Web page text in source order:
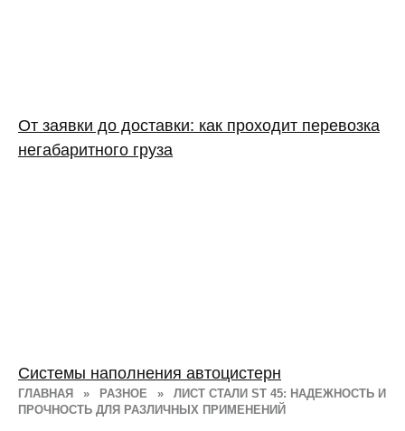
ГЛАВНАЯ » РАЗНОЕ »
ЛИСТ СТАЛИ ST 45: НАДЕЖНОСТЬ И
ПРОЧНОСТЬ ДЛЯ РАЗЛИЧНЫХ ПРИМЕНЕНИЙ
От заявки до доставки: как проходит перевозка
негабаритного груза
Системы наполнения автоцистерн